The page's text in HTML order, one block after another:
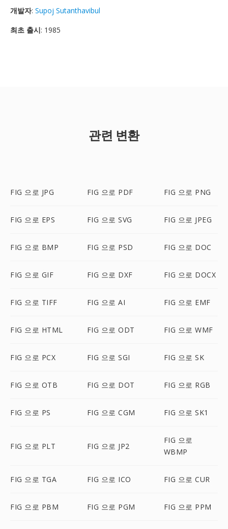
개발자: Supoj Sutanthavibul
최초 출시: 1985
관련 변환
FIG 으로 JPG FIG 으로 PDF FIG 으로 PNG
FIG 으로 EPS FIG 으로 SVG FIG 으로 JPEG
FIG 으로 BMP FIG 으로 PSD FIG 으로 DOC
FIG 으로 GIF FIG 으로 DXF FIG 으로 DOCX
FIG 으로 TIFF FIG 으로 AI FIG 으로 EMF
FIG 으로 HTML FIG 으로 ODT FIG 으로 WMF
FIG 으로 PCX FIG 으로 SGI FIG 으로 SK
FIG 으로 OTB FIG 으로 DOT FIG 으로 RGB
FIG 으로 PS FIG 으로 CGM FIG 으로 SK1
FIG 으로 PLT FIG 으로 JP2
FIG 으로
WBMP
FIG 으로 TGA FIG 으로 ICO FIG 으로 CUR
FIG 으로 PBM FIG 으로 PGM FIG 으로 PPM